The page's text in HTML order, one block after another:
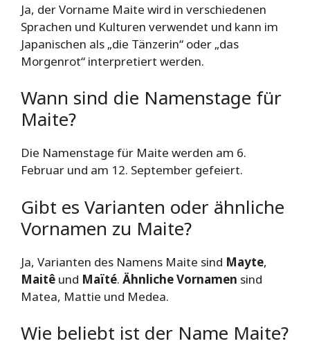
Ja, der Vorname Maite wird in verschiedenen
Sprachen und Kulturen verwendet und kann im
Japanischen als „die Tänzerin“ oder „das
Morgenrot“ interpretiert werden.
Wann sind die Namenstage für
Maite?
Die Namenstage für Maite werden am 6.
Februar und am 12. September gefeiert.
Gibt es Varianten oder ähnliche
Vornamen zu Maite?
Ja, Varianten des Namens Maite sind Mayte,
Maitê und Maïté. Ähnliche Vornamen sind
Matea, Mattie und Medea.
Wie beliebt ist der Name Maite?